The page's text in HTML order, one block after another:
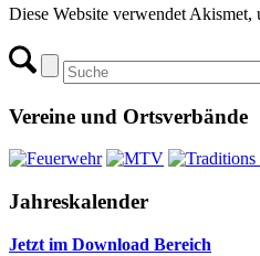
Diese Website verwendet Akismet,
Vereine und Ortsverbände
Jahreskalender
Jetzt im Download Bereich